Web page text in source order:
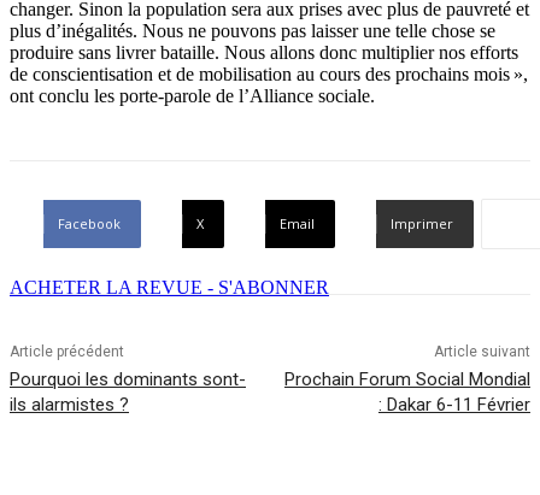
changer. Sinon la population sera aux prises avec plus de pauvreté et
plus d’inégalités. Nous ne pouvons pas laisser une telle chose se
produire sans livrer bataille. Nous allons donc multiplier nos efforts
de conscientisation et de mobilisation au cours des prochains mois »,
ont conclu les porte-parole de l’Alliance sociale.
Facebook X Email Imprimer
ACHETER LA REVUE - S'ABONNER
Article précédent
Pourquoi les dominants sont-
ils alarmistes ?
Article suivant
Prochain Forum Social Mondial
: Dakar 6-11 Février